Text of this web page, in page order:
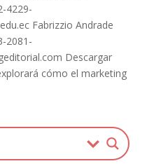
4229-
Fabrizzio Andrade
2081-
Descargar
cómo el marketing